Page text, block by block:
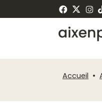
Accueil
de
Panneau de gestion des